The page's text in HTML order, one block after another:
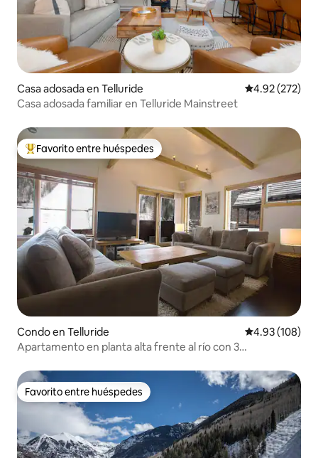
Casa adosada en Telluride Calificación
4.92 (272)
Casa adosada familiar en Telluride Mainstreet
Favorito entre huéspedes preferido
Favorito entre huéspedes
Condo en Telluride Calificación
4.93 (108)
Apartamento en planta alta frente al río con 3
Favorito entre huéspedes
Favorito entre huéspedes